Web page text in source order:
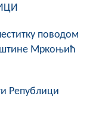
поводом
Мркоњић
Републици